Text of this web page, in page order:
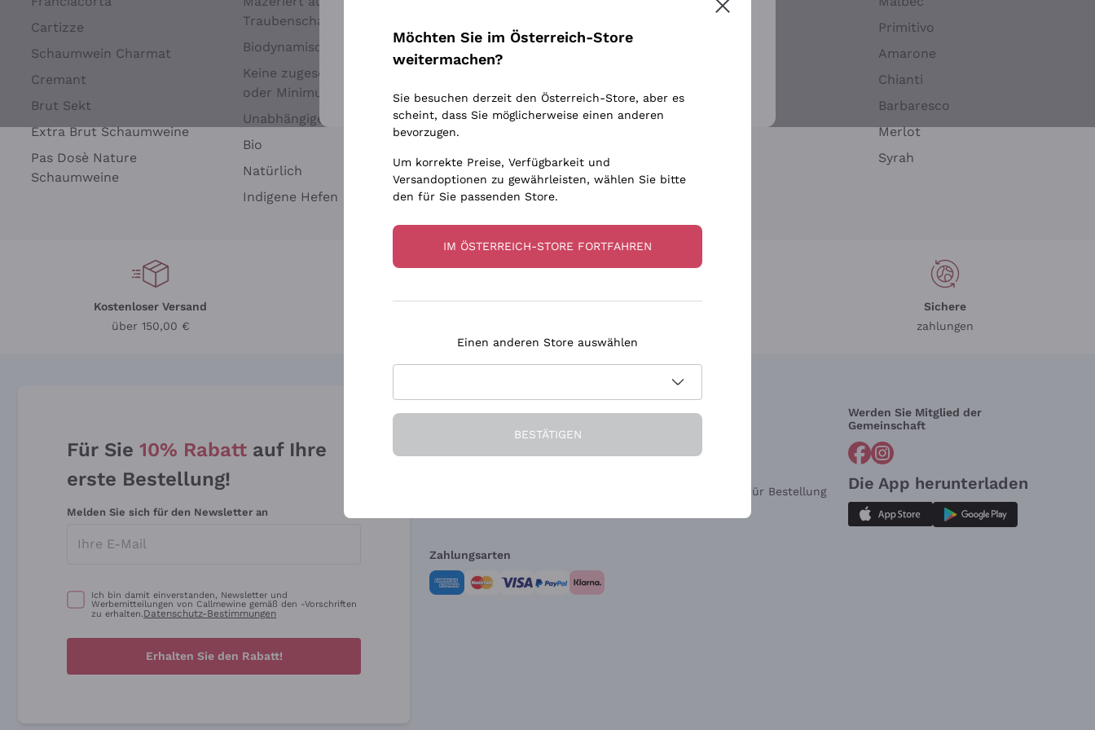
Cartizze
Schaumwein Charmat
Cremant
Brut Sekt
Extra Brut Schaumweine
Pas Dosè Nature
Schaumweine
Traubenschalen
Biodynamisch
Keine zugesetzten Sulfite
oder Minimum
Unabhängige Weinbauern
Bio
Natürlich
Indigene Hefen
Occhipinti Arianna
Biondi Santi
Argiolas
Zenato
Ca' dei Frati
Chardonnay
Primitivo
Amarone
Chianti
Barbaresco
Merlot
Syrah
Kostenloser Versand
über 150,00 €
Sichere
zahlungen
Für Sie 10% Rabatt auf Ihre
erste Bestellung!
Melden Sie sich für den Newsletter an
Ich bin damit einverstanden, Newsletter und
Werbemitteilungen von Callmewine gemäß den -Vorschriften
zu erhalten.Datenschutz-Bestimmungen
Erhalten Sie den Rabatt!
Die Firma Brauchen Sie Hilfe?
Widerrufsformular für Bestellung
Werden Sie Mitglied der
Gemeinschaft
Die App herunterladen
Zahlungsarten
Weitere Informationen finden Sie in unserem Datenschutz-Bestimmungen
Möchten Sie im Österreich-Store
weitermachen?
Sie besuchen derzeit den Österreich-Store, aber es
scheint, dass Sie möglicherweise einen anderen
bevorzugen.
Um korrekte Preise, Verfügbarkeit und
Versandoptionen zu gewährleisten, wählen Sie bitte
den für Sie passenden Store.
IM ÖSTERREICH-STORE FORTFAHREN
Einen anderen Store auswählen
BESTÄTIGEN